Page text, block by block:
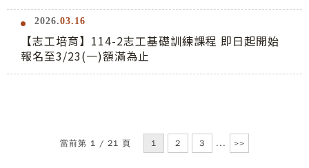
2026.03.16
【志工培育】114-2志工基礎訓練課程 即日起開始
報名至3/23(一)額滿為止
當前第 1 / 21 頁 1 2 3 ... >>